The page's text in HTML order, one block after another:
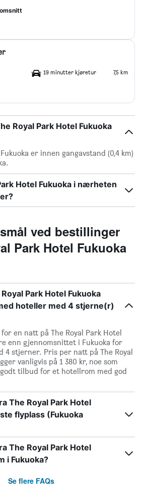
19 minutter kjøretur 7,5 km
Royal Park Hotel Fukuoka
er innen gangavstand (0,4 km)
Hotel Fukuoka i nærheten
ved bestillinger
Park Hotel Fukuoka
Park Hotel Fukuoka
hoteller med 4 stjerne(r)
en natt på The Royal Park Hotel
enn gjennomsnittet i Fukuoka for
4 stjerner. Pris per natt på The Royal
vanligvis på 1 380 kr, noe som
tilbud for et hotellrom med god
The Royal Park Hotel
flyplass (Fukuoka
The Royal Park Hotel
i Fukuoka?
Se flere FAQs